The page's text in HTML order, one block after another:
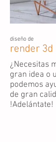
diseño de
render 3d
¿Necesitas
gran idea o
podemos
de gran
!Adelántate!